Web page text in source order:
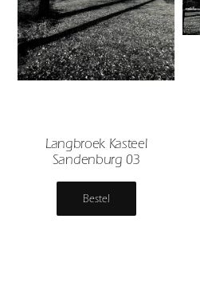
Langbroek Kasteel
Sandenburg 03
Bestel